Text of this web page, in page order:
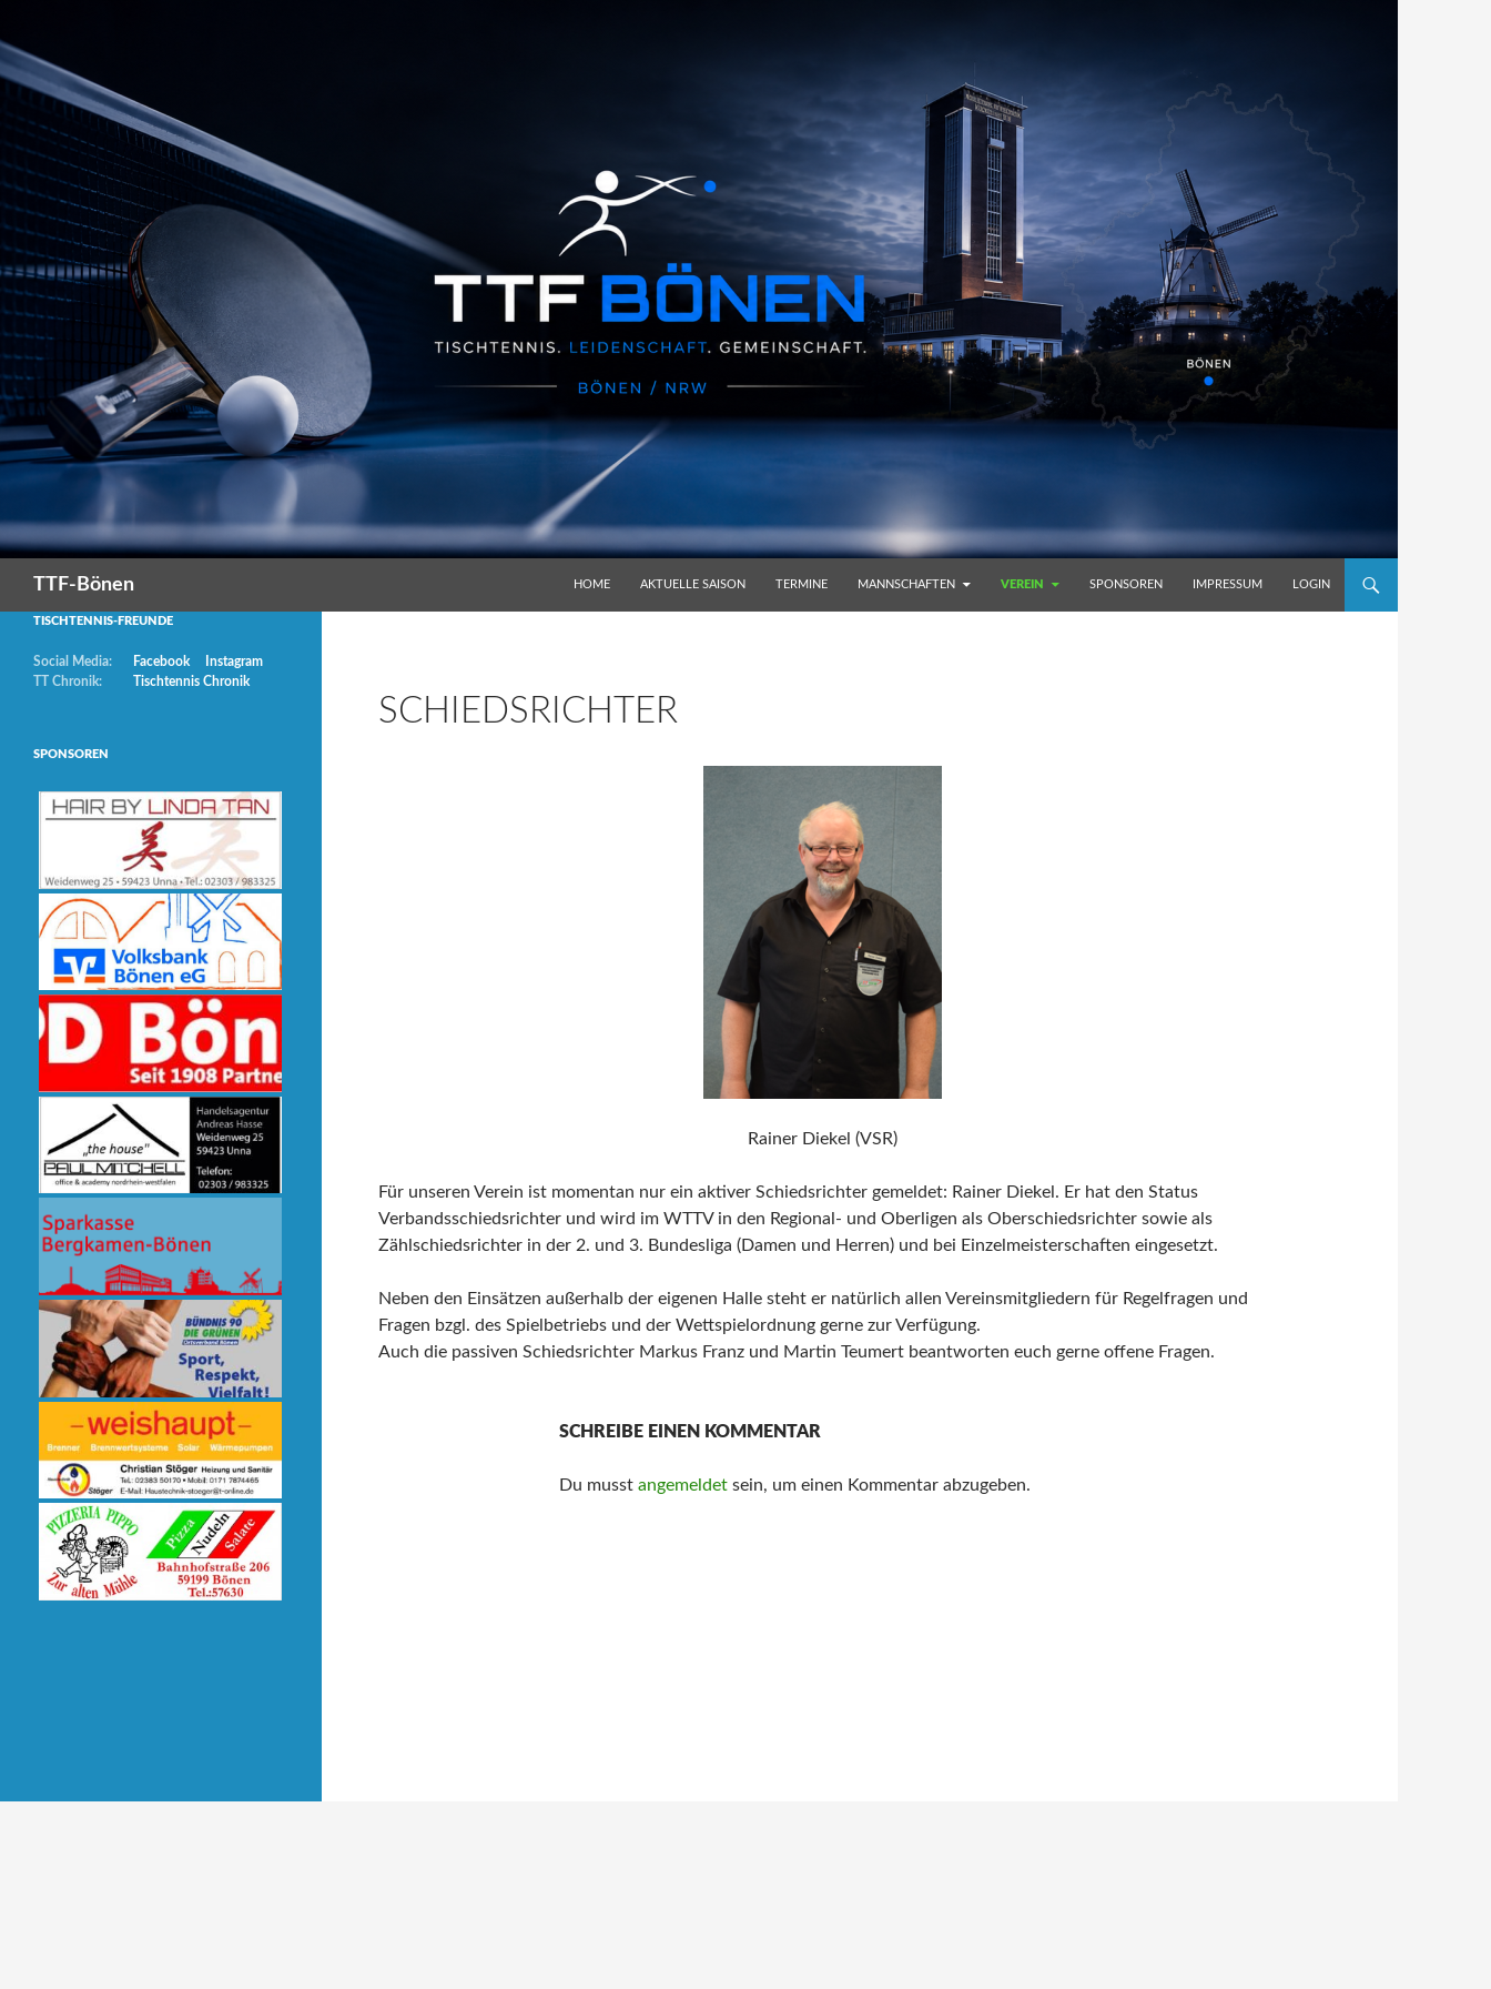
TTF-Bönen
HOME
AKTUELLE SAISON TERMINE MANNSCHAFTEN VEREIN SPONSOREN IMPRESSUM LOGIN
SCHIEDSRICHTER
Rainer Diekel (VSR)
Für unseren Verein ist momentan nur ein aktiver Schiedsrichter gemeldet: Rainer Diekel. Er hat den Status
Verbandsschiedsrichter und wird im WTTV in den Regional- und Oberligen als Oberschiedsrichter sowie als
Zählschiedsrichter in der 2. und 3. Bundesliga (Damen und Herren) und bei Einzelmeisterschaften eingesetzt.
Neben den Einsätzen außerhalb der eigenen Halle steht er natürlich allen Vereinsmitgliedern für Regelfragen und
Fragen bzgl. des Spielbetriebs und der Wettspielordnung gerne zur Verfügung.
Auch die passiven Schiedsrichter Markus Franz und Martin Teumert beantworten euch gerne offene Fragen.
SCHREIBE EINEN KOMMENTAR
Du musst angemeldet sein, um einen Kommentar abzugeben.
TISCHTENNIS-FREUNDE
Social Media: Facebook
Instagram
TT Chronik:
Tischtennis Chronik
SPONSOREN